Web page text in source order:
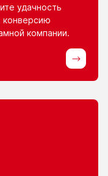
удачность
конверсию
компании.